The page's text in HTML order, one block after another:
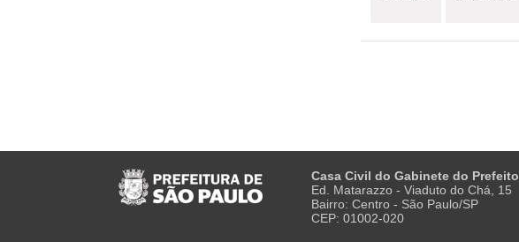
Casa Civil do Gabinete do Prefeito
Ed. Matarazzo - Viaduto do Chá, 15
Bairro: Centro - São Paulo/SP
CEP: 01002-020